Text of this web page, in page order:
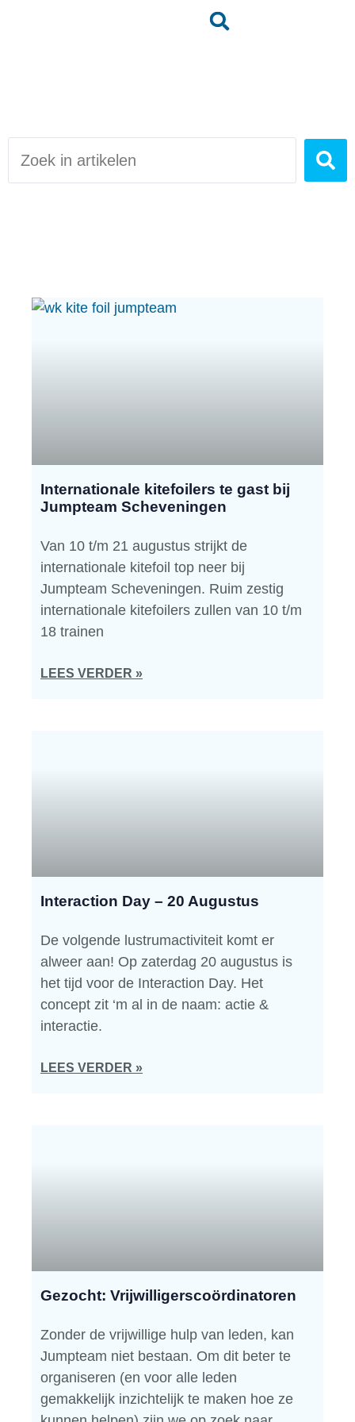
Internationale kitefoilers te gast bij
Jumpteam Scheveningen
Van 10 t/m 21 augustus strijkt de
internationale kitefoil top neer bij
Jumpteam Scheveningen. Ruim zestig
internationale kitefoilers zullen van 10 t/m
18 trainen
LEES VERDER »
Interaction Day – 20 Augustus
De volgende lustrumactiviteit komt er
alweer aan! Op zaterdag 20 augustus is
het tijd voor de Interaction Day. Het
concept zit ‘m al in de naam: actie &
interactie.
LEES VERDER »
Gezocht: Vrijwilligerscoördinatoren
Zonder de vrijwillige hulp van leden, kan
Jumpteam niet bestaan. Om dit beter te
organiseren (en voor alle leden
gemakkelijk inzichtelijk te maken hoe ze